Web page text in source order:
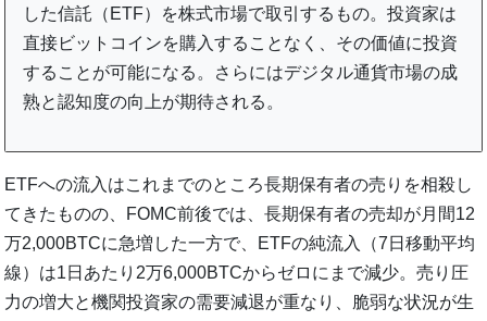
した信託（ETF）を株式市場で取引するもの。投資家は
直接ビットコインを購入することなく、その価値に投資
することが可能になる。さらにはデジタル通貨市場の成
熟と認知度の向上が期待される。
ETFへの流入はこれまでのところ長期保有者の売りを相殺し
てきたものの、FOMC前後では、長期保有者の売却が月間12
万2,000BTCに急増した一方で、ETFの純流入（7日移動平均
線）は1日あたり2万6,000BTCからゼロにまで減少。売り圧
力の増大と機関投資家の需要減退が重なり、脆弱な状況が生